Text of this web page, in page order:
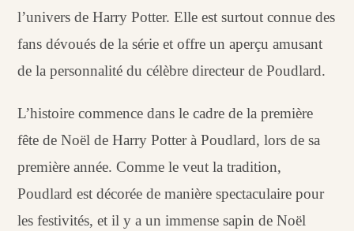
l’univers de Harry Potter. Elle est surtout connue des
fans dévoués de la série et offre un aperçu amusant
de la personnalité du célèbre directeur de Poudlard.
L’histoire commence dans le cadre de la première
fête de Noël de Harry Potter à Poudlard, lors de sa
première année. Comme le veut la tradition,
Poudlard est décorée de manière spectaculaire pour
les festivités, et il y a un immense sapin de Noël